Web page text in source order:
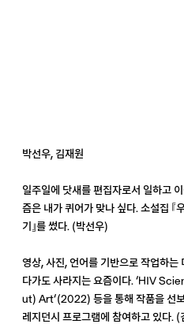
박선우, 김재원
일주일에 닷새를 편집자로서 일하고
즘은 내가 퀴어가 맞나 싶다. 소설집 『
기』를 썼다. (박선우)
영상, 사진, 언어를 기반으로 작업하는
다가도 사라지는 요즘이다. ‘HIV
ut) Art’(2022) 등을 통해 작품을 선
레지던시 프로그램에 참여하고 있다. (